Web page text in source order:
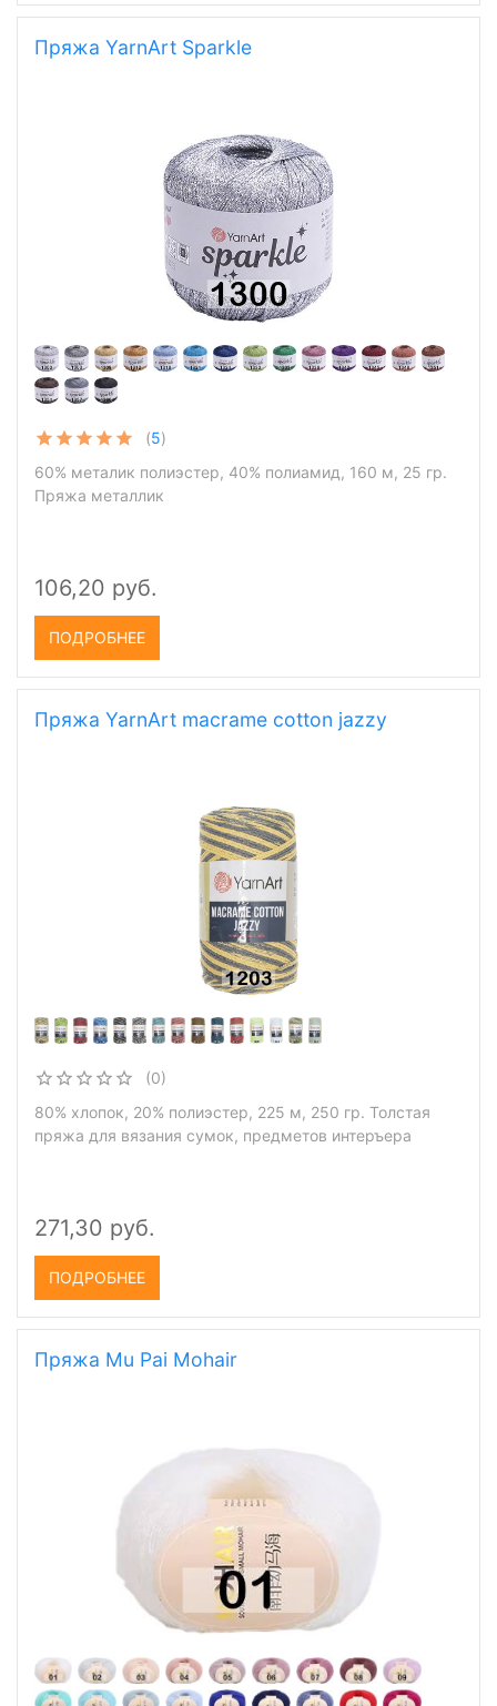
Пряжа YarnArt Sparkle
(5)
60% металик полиэстер, 40% полиамид, 160 м, 25 гр.
Пряжа металлик
106,20 руб.
ПОДРОБНЕЕ
Пряжа YarnArt macrame cotton jazzy
(0)
80% хлопок, 20% полиэстер, 225 м, 250 гр. Толстая
пряжа для вязания сумок, предметов интеръера
271,30 руб.
ПОДРОБНЕЕ
Пряжа Mu Pai Mohair